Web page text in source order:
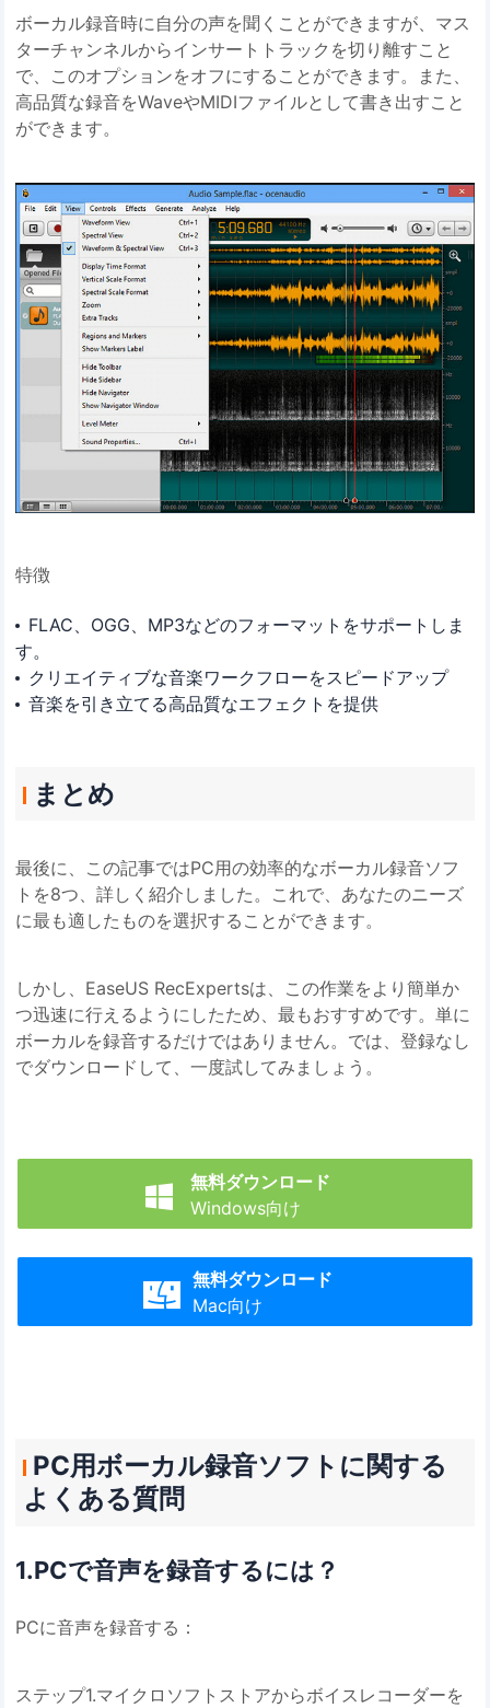
ボーカル録音時に自分の声を聞くことができますが、マス
ターチャンネルからインサートトラックを切り離すこと
で、このオプションをオフにすることができます。また、
高品質な録音をWaveやMIDIファイルとして書き出すこと
ができます。
特徴
FLAC、OGG、MP3などのフォーマットをサポートしま
す。
クリエイティブな音楽ワークフローをスピードアップ
音楽を引き立てる高品質なエフェクトを提供
まとめ
最後に、この記事ではPC用の効率的なボーカル録音ソフ
トを8つ、詳しく紹介しました。これで、あなたのニーズ
に最も適したものを選択することができます。
しかし、EaseUS RecExpertsは、この作業をより簡単か
つ迅速に行えるようにしたため、最もおすすめです。単に
ボーカルを録音するだけではありません。では、登録なし
でダウンロードして、一度試してみましょう。

無料ダウンロード
Windows向け

無料ダウンロード
Mac向け
PC用ボーカル録音ソフトに関する
よくある質問
1.PCで音声を録音するには？
PCに音声を録音する：
ステップ1.マイクロソフトストアからボイスレコーダーを